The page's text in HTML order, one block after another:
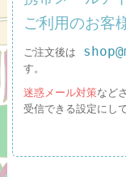
ご利用のお客
ご注文後は
す。
迷惑メール対策など
受信できる設定にし